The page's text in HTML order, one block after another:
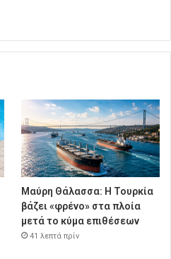
Μαύρη Θάλασσα: Η Τουρκία
βάζει «φρένο» στα πλοία
μετά το κύμα επιθέσεων
41 λεπτά πρίν